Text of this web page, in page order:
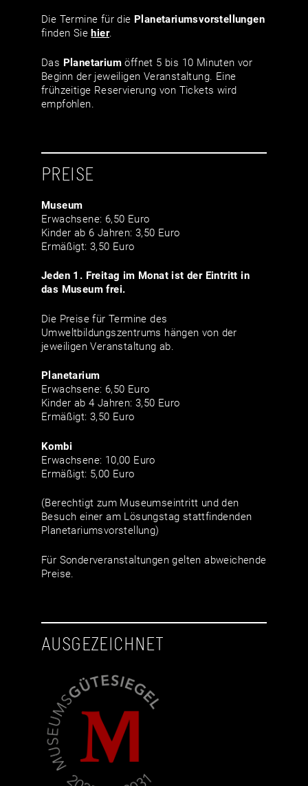
Die Termine für die Planetariumsvor­stellungen
finden Siehier.
Das Planetarium öffnet 5 bis 10 Minuten vor
Beginn der jeweiligen Veranstaltung. Eine
frühzeitige Reservierung von Tickets wird
empfohlen.
PREISE
Museum
Erwachsene: 6,50 Euro
Kinder ab 6 Jahren: 3,50 Euro
Ermäßigt: 3,50 Euro
Jeden 1. Freitag im Monat ist der Eintritt in
das Museum frei.
Die Preise für Termine des
Umweltbildungszentrums hängen von der
jeweiligen Veranstaltung ab.
Planetarium
Erwachsene: 6,50 Euro
Kinder ab 4 Jahren: 3,50 Euro
Ermäßigt: 3,50 Euro
Kombi
Erwachsene: 10,00 Euro
Ermäßigt: 5,00 Euro
(Berechtigt zum Museumseintritt und den
Besuch einer am Lösungstag stattfindenden
Planetariumsvorstellung)
Für Sonderveranstaltungen gelten abweichende
Preise.
AUSGEZEICHNET